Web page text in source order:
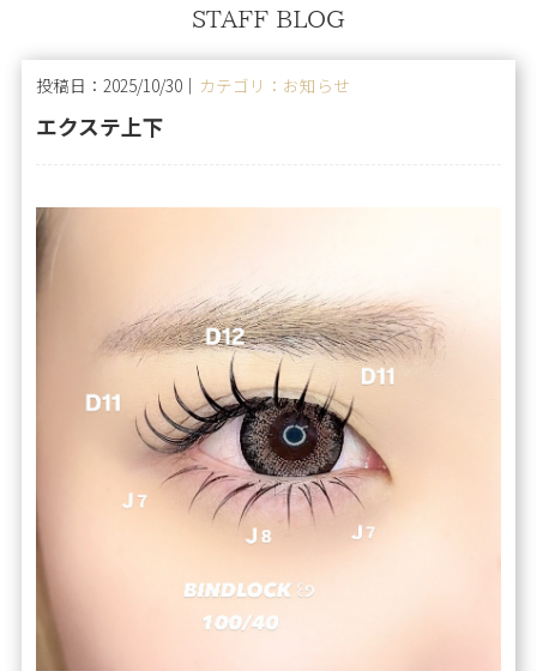
STAFF BLOG
投稿日：2025/10/30｜ カテゴリ：お知らせ
エクステ上下